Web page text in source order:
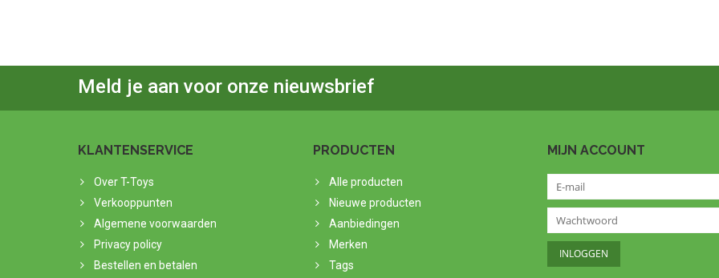
Meld je aan voor onze nieuwsbrief
KLANTENSERVICE
Over T-Toys
Verkooppunten
Algemene voorwaarden
Privacy policy
Bestellen en betalen
PRODUCTEN
Alle producten
Nieuwe producten
Aanbiedingen
Merken
Tags
MIJN ACCOUNT